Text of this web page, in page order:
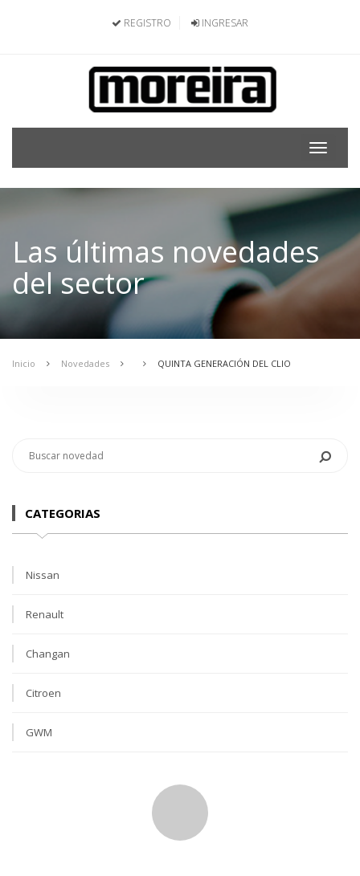
REGISTRO INGRESAR
Toggle
Las últimas novedades
del sector
Inicio Novedades QUINTA GENERACIÓN DEL CLIO
CATEGORIAS
Nissan
Renault
Changan
Citroen
GWM